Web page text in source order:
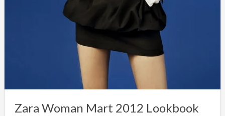
Zara Woman Mart 2012 Lookbook